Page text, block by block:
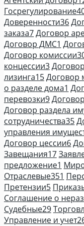
Госрегулирование
Доверенности36
заказа7Договор
Договор ДМС1
Договор комиссии
концессии3
лизинга15Договор
о разделе дома1
перевозки9
Договор раздела
сотрудничества35
управления
Договор цессии6
Завещания17
предложение1
Отраслевые351
Претензии5
Соглашение о
Судебные29
Управление и учет